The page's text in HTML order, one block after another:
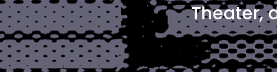
Theater,